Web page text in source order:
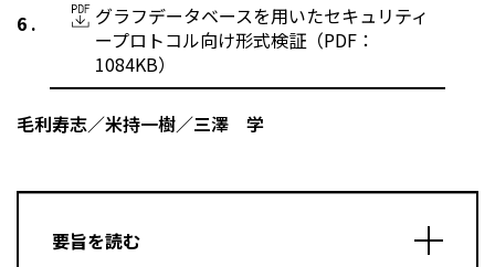
グラフデータベースを用いたセキュリティ
ープロトコル向け形式検証（PDF：
1084KB）
毛利寿志／米持一樹／三澤 学
要旨を読む